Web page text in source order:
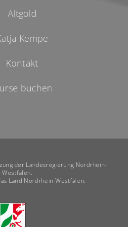
Altgold
Kempe
Kontakt
buchen
der Landesregierung Nordrhein-
Westfalen.
Land Nordrhein-Westfalen.